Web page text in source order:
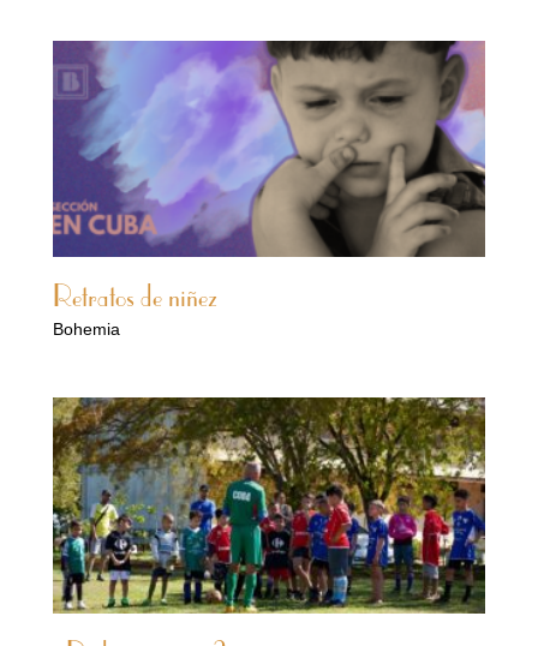
Retratos de niñez
Bohemia